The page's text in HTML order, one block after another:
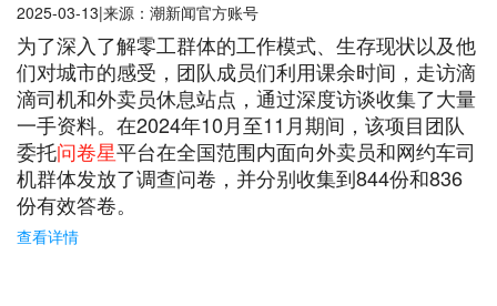
2025-03-13|来源：潮新闻官方账号
为了深入了解零工群体的工作模式、生存现状以及他
们对城市的感受，团队成员们利用课余时间，走访滴
滴司机和外卖员休息站点，通过深度访谈收集了大量
一手资料。在2024年10月至11月期间，该项目团队
委托问卷星平台在全国范围内面向外卖员和网约车司
机群体发放了调查问卷，并分别收集到844份和836
份有效答卷。
查看详情